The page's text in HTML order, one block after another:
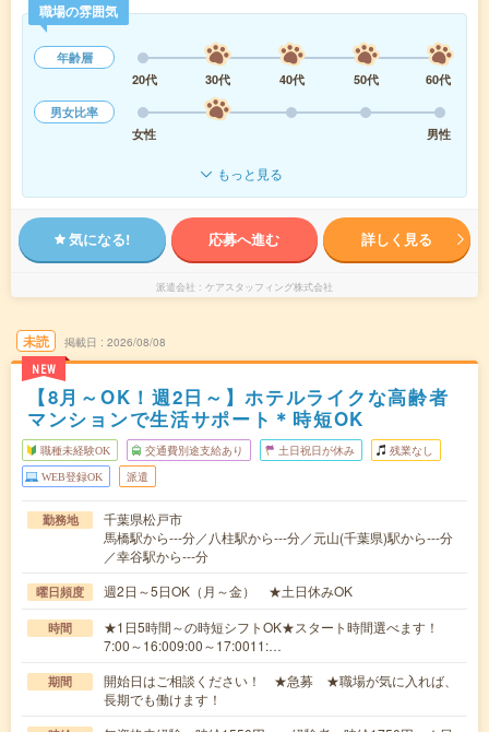
職場の雰囲気
年齢層
20代
30代 40代 50代
60代
男女比率
女性
男性
もっと見る
気になる! 応募へ進む 詳しく見る
派遣会社 ケアスタッフィング株式会社
未読
NEW
掲載日 2026/08/08
【8月～OK！週2日～】ホテルライクな高齢者
マンションで生活サポート＊時短OK
職種未経験OK 交通費別途支給あり 土日祝日が休み 残業なし
WEB登録OK 派遣
勤務地
千葉県松戸市
馬橋駅から---分／八柱駅から---分／元山(千葉県)駅から---分
／幸谷駅から---分
曜日頻度 週2日～5日OK（月～金） ★土日休みOK
時間
★1日5時間～の時短シフトOK★スタート時間選べます！
7:00～16:009:00～17:0011:…
期間
開始日はご相談ください！ ★急募 ★職場が気に入れば、
長期でも働けます！